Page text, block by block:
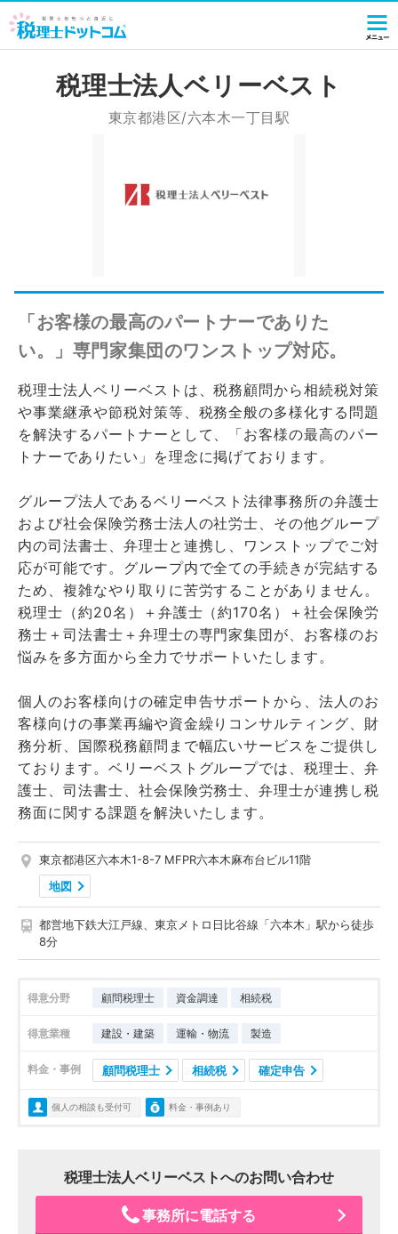
税理士法人ベリーベスト
東京都港区/六本木一丁目駅
「お客様の最高のパートナーでありた
い。」専門家集団のワンストップ対応。
税理士法人ベリーベストは、税務顧問から相続税対策
や事業継承や節税対策等、税務全般の多様化する問題
を解決するパートナーとして、「お客様の最高のパー
トナーでありたい」を理念に掲げております。
グループ法人であるベリーベスト法律事務所の弁護士
および社会保険労務士法人の社労士、その他グループ
内の司法書士、弁理士と連携し、ワンストップでご対
応が可能です。グループ内で全ての手続きが完結する
ため、複雑なやり取りに苦労することがありません。
税理士（約20名）＋弁護士（約170名）＋社会保険労
務士＋司法書士＋弁理士の専門家集団が、お客様のお
悩みを多方面から全力でサポートいたします。
個人のお客様向けの確定申告サポートから、法人のお
客様向けの事業再編や資金繰りコンサルティング、財
務分析、国際税務顧問まで幅広いサービスをご提供し
ております。ベリーベストグループでは、税理士、弁
護士、司法書士、社会保険労務士、弁理士が連携し税
務面に関する課題を解決いたします。
東京都港区六本木1-8-7 MFPR六本木麻布台ビル11階
地図
都営地下鉄大江戸線、東京メトロ日比谷線「六本木」駅から徒歩
8分
得意分野 顧問税理士 資金調達 相続税
得意業種 建設・建築 運輸・物流 製造
料金・事例 顧問税理士 相続税 確定申告
個人の相談も受付可 料金・事例あり
税理士法人ベリーベストへのお問い合わせ
事務所に電話する